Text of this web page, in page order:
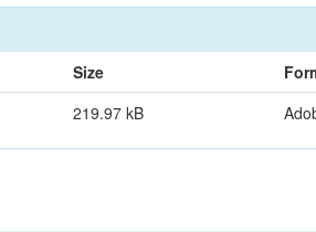
Size
219.97 kB